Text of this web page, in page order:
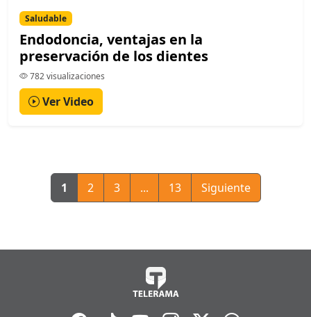
Saludable
Endodoncia, ventajas en la
preservación de los dientes
782 visualizaciones
Ver Video
1 2 3 ... 13 Siguiente